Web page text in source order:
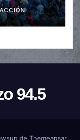
94.5
de Themeansar